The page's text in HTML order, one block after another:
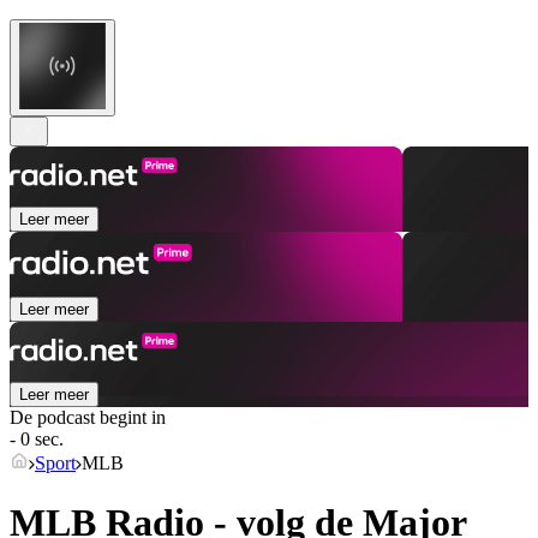
Leer meer
Leer meer
Leer meer
De podcast begint in
- 0 sec.
Sport MLB
MLB Radio - volg de Major